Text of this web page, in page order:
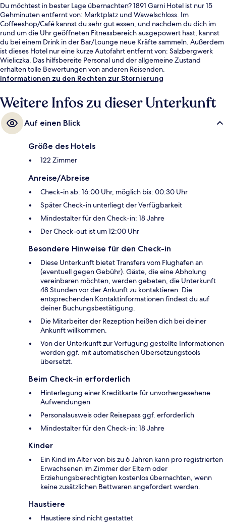
Du möchtest in bester Lage übernachten? 1891 Garni Hotel ist nur 15
Gehminuten entfernt von: Marktplatz und Wawelschloss. Im
Coffeeshop/Café kannst du sehr gut essen, und nachdem du dich im
rund um die Uhr geöffneten Fitnessbereich ausgepowert hast, kannst
du bei einem Drink in der Bar/Lounge neue Kräfte sammeln. Außerdem
ist dieses Hotel nur eine kurze Autofahrt entfernt von: Salzbergwerk
Wieliczka. Das hilfsbereite Personal und der allgemeine Zustand
erhalten tolle Bewertungen von anderen Reisenden.
Informationen zu den Rechten zur Stornierung
Weitere Infos zu dieser Unterkunft
Auf einen Blick
Größe des Hotels
122 Zimmer
Anreise/Abreise
Check-in ab: 16:00 Uhr, möglich bis: 00:30 Uhr
Später Check-in unterliegt der Verfügbarkeit
Mindestalter für den Check-in: 18 Jahre
Der Check-out ist um 12:00 Uhr
Besondere Hinweise für den Check-in
Diese Unterkunft bietet Transfers vom Flughafen an
(eventuell gegen Gebühr). Gäste, die eine Abholung
vereinbaren möchten, werden gebeten, die Unterkunft
48 Stunden vor der Ankunft zu kontaktieren. Die
entsprechenden Kontaktinformationen findest du auf
deiner Buchungsbestätigung.
Die Mitarbeiter der Rezeption heißen dich bei deiner
Ankunft willkommen.
Von der Unterkunft zur Verfügung gestellte Informationen
werden ggf. mit automatischen Übersetzungstools
übersetzt.
Beim Check-in erforderlich
Hinterlegung einer Kreditkarte für unvorhergesehene
Aufwendungen
Personalausweis oder Reisepass ggf. erforderlich
Mindestalter für den Check-in: 18 Jahre
Kinder
Ein Kind im Alter von bis zu 6 Jahren kann pro registrierten
Erwachsenen im Zimmer der Eltern oder
Erziehungsberechtigten kostenlos übernachten, wenn
keine zusätzlichen Bettwaren angefordert werden.
Haustiere
Haustiere sind nicht gestattet